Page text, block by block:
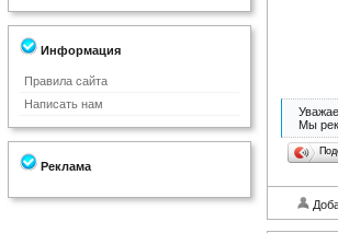
Информация
Правила сайта
Написать нам
Реклама
Мы